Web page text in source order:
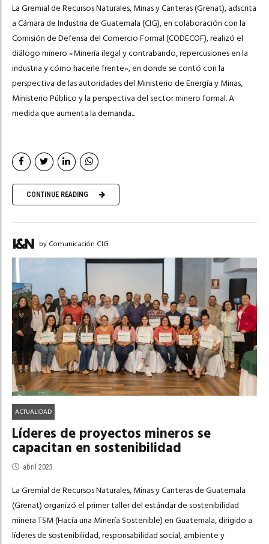
La Gremial de Recursos Naturales, Minas y Canteras (Grenat), adscrita
a Cámara de Industria de Guatemala (CIG), en colaboración con la
Comisión de Defensa del Comercio Formal (CODECOF), realizó el
diálogo minero «Minería ilegal y contrabando, repercusiones en la
industria y cómo hacerle frente», en donde se contó con la
perspectiva de las autoridades del Ministerio de Energía y Minas,
Ministerio Público y la perspectiva del sector minero formal. A
medida que aumenta la demanda...
CONTINUE READING
by Comunicación CIG
ACTUALIDAD
Líderes de proyectos mineros se
capacitan en sostenibilidad
abril 2023
La Gremial de Recursos Naturales, Minas y Canteras de Guatemala
(Grenat) organizó el primer taller del estándar de sostenibilidad
minera TSM (Hacía una Minería Sostenible) en Guatemala, dirigido a
líderes de sostenibilidad, responsabilidad social, ambiente y